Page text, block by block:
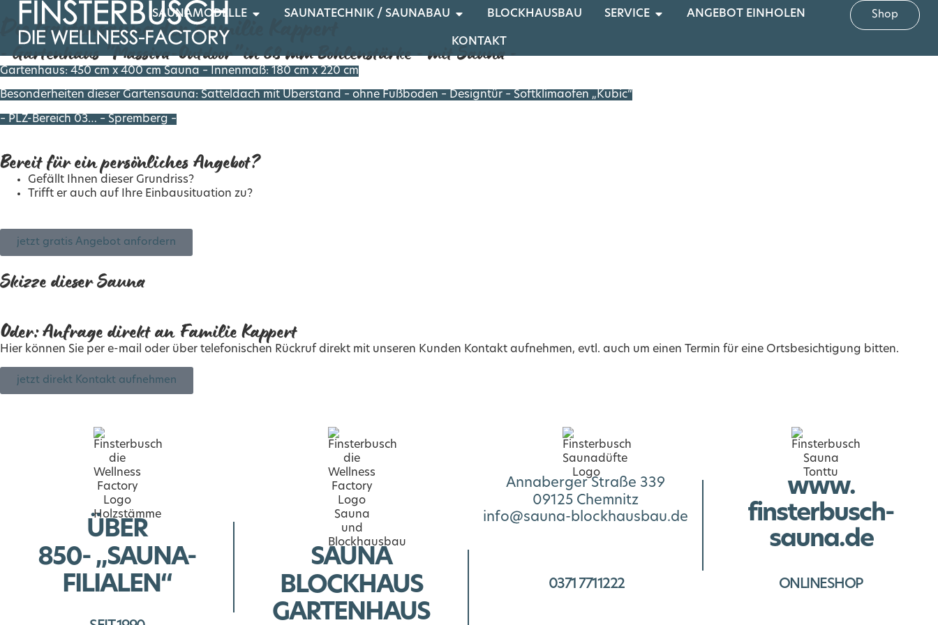
SAUNAMODELLE SAUNATECHNIK / SAUNABAU BLOCKHAUSBAU SERVICE ANGEBOT EINHOLEN
KONTAKT
Shop
Die Gartensauna der Familie Kappert
- Gartenhaus "Massiva-Outdoor" in 68 mm Bohlenstärke - mit Sauna -
Gartenhaus: 450 cm x 400 cm Sauna – Innenmaß: 180 cm x 220 cm
Besonderheiten dieser Gartensauna: Satteldach mit Überstand – ohne Fußboden – Designtür – Softklimaofen „Kubic“
– PLZ-Bereich 03… – Spremberg –
Bereit für ein persönliches Angebot?
Gefällt Ihnen dieser Grundriss?
Trifft er auch auf Ihre Einbausituation zu?
jetzt gratis Angebot anfordern
Skizze dieser Sauna
Oder: Anfrage direkt an Familie Kappert
Hier können Sie per e-mail oder über telefonischen Rückruf direkt mit unseren Kunden Kontakt aufnehmen, evtl. auch um einen Termin für eine Ortsbesichtigung bitten.
jetzt direkt Kontakt aufnehmen
ÜBER
850- „SAUNA-
FILIALEN“
SAUNA
BLOCKHAUS
GARTENHAUS
Annaberger Straße 339
09125 Chemnitz
info@sauna-blockhausbau.de
0371 7711222
www.
finsterbusch-
sauna.de
ONLINESHOP